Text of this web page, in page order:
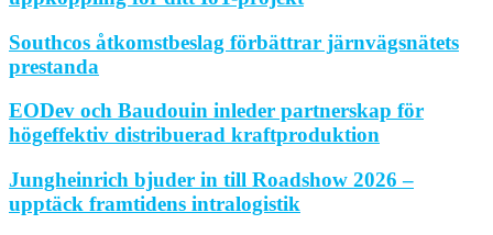
Southcos åtkomstbeslag förbättrar järnvägsnätets
prestanda
EODev och Baudouin inleder partnerskap för
högeffektiv distribuerad kraftproduktion
Jungheinrich bjuder in till Roadshow 2026 –
upptäck framtidens intralogistik